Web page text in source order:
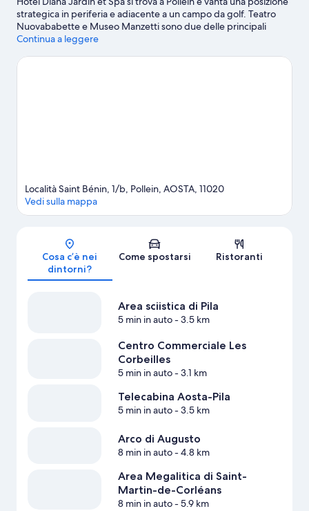
strategica in periferia e adiacente a un campo da golf. Teatro
Nuovababette e Museo Manzetti sono due delle principali
attrazioni culturali della zona. Per gli amanti delle attività, invece,
Aosta-Pila. Anche Rifugio Arbolle e Parc Animalier d'Introd
Continua a leggere
Mappa
Località Saint Bénin, 1/b, Pollein, AOSTA, 11020
Vedi sulla mappa
Cosa c’è nei
dintorni?
Come spostarsi Ristoranti
Area sciistica di Pila
5 min in auto- 3.5 km
Centro Commerciale Les
Corbeilles
5 min in auto- 3.1 km
Telecabina Aosta-Pila
5 min in auto- 3.5 km
Arco di Augusto
8 min in auto- 4.8 km
Area Megalitica di Saint-
Martin-de-Corléans
8 min in auto- 5.9 km